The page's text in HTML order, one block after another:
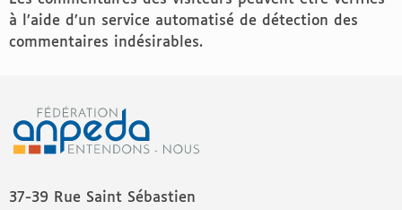
à l’aide d’un service automatisé de détection des
commentaires indésirables.
37-39 Rue Saint Sébastien